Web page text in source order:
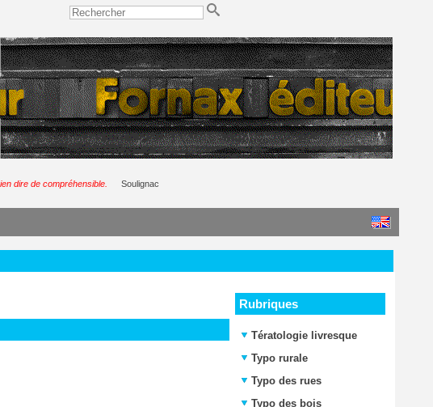
dire de compréhensible. Soulignac
Rubriques
Tératologie livresque
Typo rurale
Typo des rues
Typo des bois